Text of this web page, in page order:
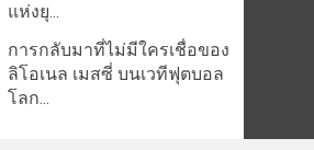
แห่งยุ...
การกลับมาที่ไม่มีใครเชื่อของ
ลิโอเนล เมสซี่ บนเวทีฟุตบอล
โลก...